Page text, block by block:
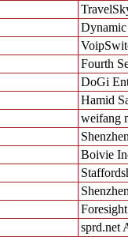
Fourth
DoGi
Hamid
weifang
Boivie
Foresight
sprd.net